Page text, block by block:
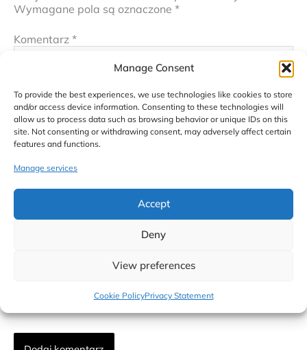
Manage Consent
To provide the best experiences, we use technologies like cookies to store
and/or access device information. Consenting to these technologies will
allow us to process data such as browsing behavior or unique IDs on this
site. Not consenting or withdrawing consent, may adversely affect certain
features and functions.
Manage services
Accept
Deny
View preferences
Cookie PolicyPrivacy Statement
Wymagane pola są oznaczone *
Komentarz *